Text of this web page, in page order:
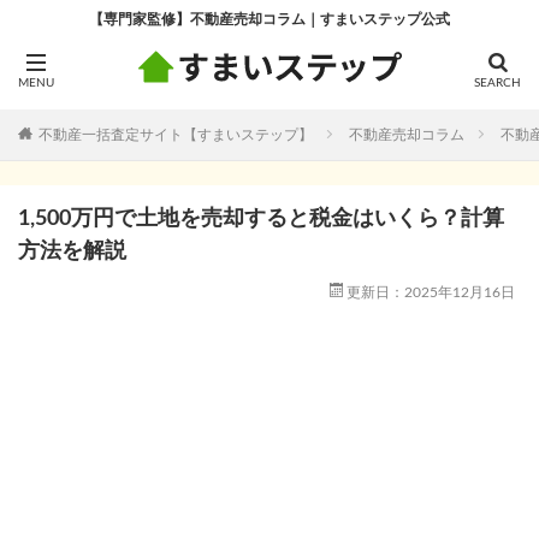
【専門家監修】不動産売却コラム｜すまいステップ公式
不動産一括査定サイト【すまいステップ】 不動産売却コラム 不動
1,500万円で土地を売却すると税金はいくら？計算
方法を解説
更新日：2025年12月16日